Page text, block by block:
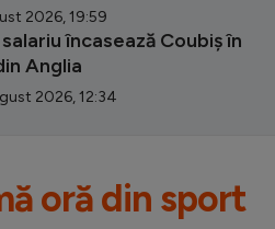
2026, 19:59
încasează Coubiș în
Anglia
2026, 12:34
oră din sport